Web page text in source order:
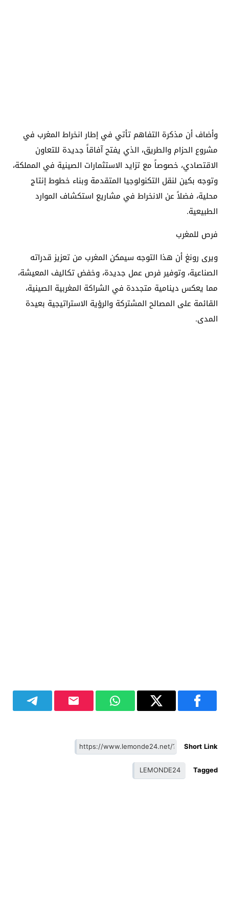
وأضاف أن مذكرة التفاهم تأتي في إطار انخراط المغرب في
مشروع الحزام والطريق، الذي يفتح آفاقاً جديدة للتعاون
الاقتصادي، خصوصاً مع تزايد الاستثمارات الصينية في المملكة،
وتوجه بكين لنقل التكنولوجيا المتقدمة وبناء خطوط إنتاج
محلية، فضلاً عن الانخراط في مشاريع استكشاف الموارد
الطبيعية.
فرص للمغرب
ويرى رونغ أن هذا التوجه سيمكن المغرب من تعزيز قدراته
الصناعية، وتوفير فرص عمل جديدة، وخفض تكاليف المعيشة،
مما يعكس دينامية متجددة في الشراكة المغربية الصينية،
القائمة على المصالح المشتركة والرؤية الاستراتيجية بعيدة
المدى.
Short Link
Tagged
LEMONDE24